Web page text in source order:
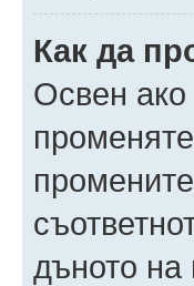
Как да
Освен
дъното на